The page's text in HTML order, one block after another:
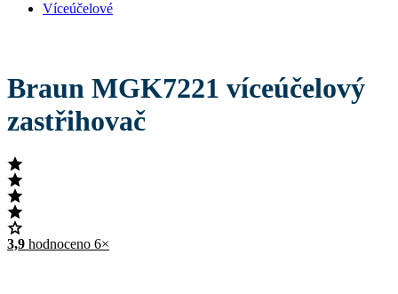
Víceúčelové
Braun MGK7221 víceúčelový
zastřihovač
3,9 hodnoceno 6×